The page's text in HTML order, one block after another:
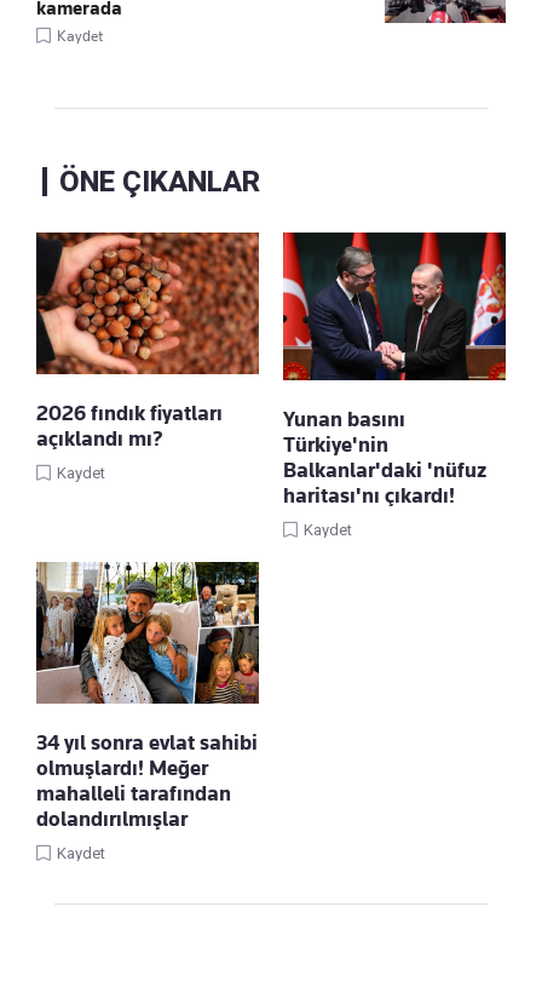
kamerada
Kaydet
ÖNE ÇIKANLAR
2026 fındık fiyatları
açıklandı mı?
Kaydet
Yunan basını
Türkiye'nin
Balkanlar'daki 'nüfuz
haritası'nı çıkardı!
Kaydet
34 yıl sonra evlat sahibi
olmuşlardı! Meğer
mahalleli tarafından
dolandırılmışlar
Kaydet